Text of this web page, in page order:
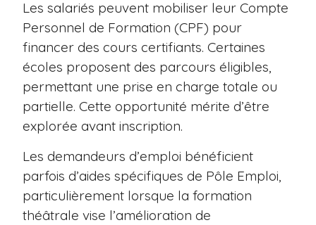
Les salariés peuvent mobiliser leur Compte
Personnel de Formation (CPF) pour
financer des cours certifiants. Certaines
écoles proposent des parcours éligibles,
permettant une prise en charge totale ou
partielle. Cette opportunité mérite d’être
explorée avant inscription.
Les demandeurs d’emploi bénéficient
parfois d’aides spécifiques de Pôle Emploi,
particulièrement lorsque la formation
théâtrale vise l’amélioration de